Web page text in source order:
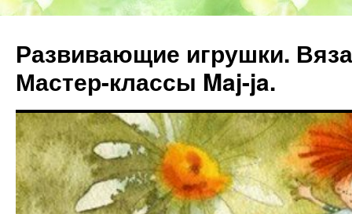
Развивающие игрушки.
Мастер-классы Maj-ja.